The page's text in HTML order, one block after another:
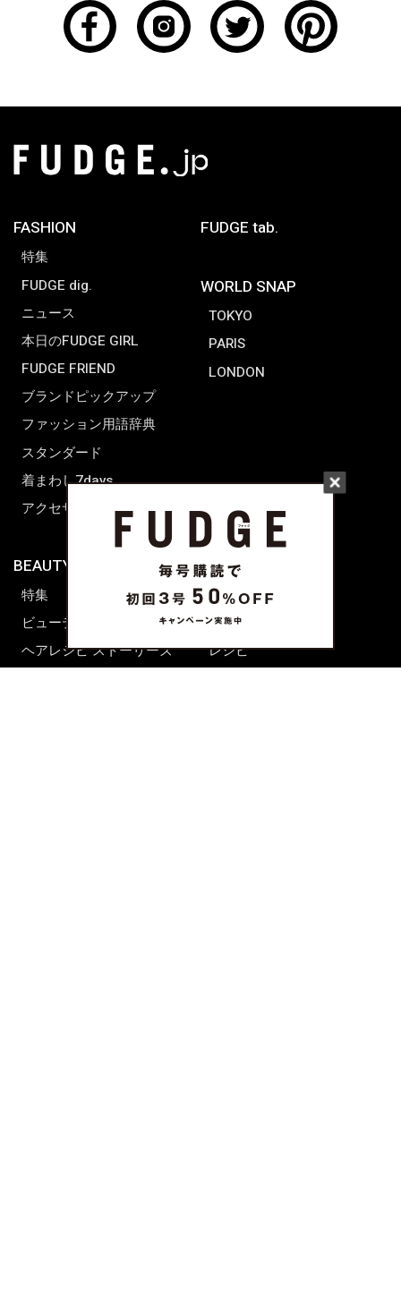
FASHION
特集
FUDGE dig.
ニュース
本日のFUDGE GIRL
FUDGE FRIEND
ブランドピックアップ
ファッション用語辞典
スタンダード
着まわし7days
アクセサリー
FUDGE tab.
WORLD SNAP
TOKYO
PARIS
LONDON
BEAUTY & HAIR
特集
ビューティーニュース
ヘアレシピ ストーリーズ
FUDGENA
ファッション
ビューティー
レシピ